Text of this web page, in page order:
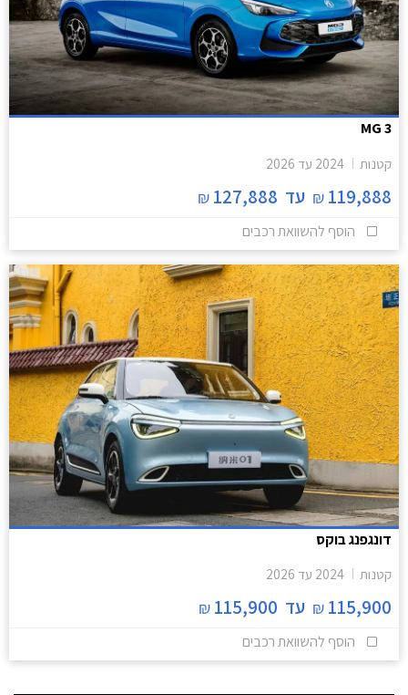
MG 3
קטנות 2024 עד 2026
119,888
₪ עד 127,888
₪
הוסף להשוואת רכבים
דונגפנג בוקס
קטנות 2024 עד 2026
115,900
₪ עד 115,900
₪
הוסף להשוואת רכבים